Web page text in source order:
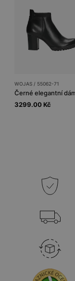
WOJAS / 55062-71
3299.00 Kč